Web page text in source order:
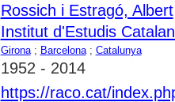
Rossich i Estragó, Albert
Institut d'Estudis
Girona; Barcelona; Catalunya
1952 - 2014
https://raco.cat/